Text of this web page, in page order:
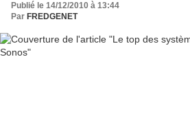
Publié le 14/12/2010 à 13:44
Par FREDGENET